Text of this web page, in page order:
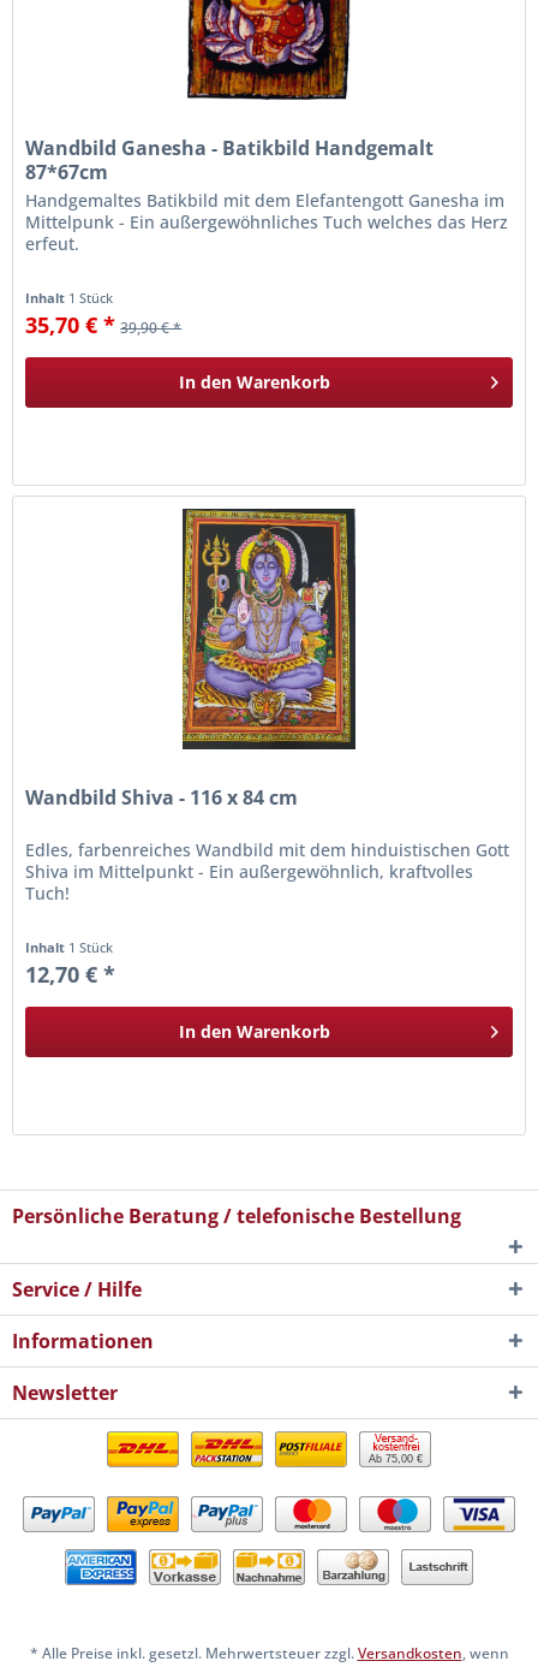
Wandbild Ganesha - Batikbild Handgemalt
87*67cm
Handgemaltes Batikbild mit dem Elefantengott Ganesha im
Mittelpunk - Ein außergewöhnliches Tuch welches das Herz
erfeut.
Inhalt 1 Stück
35,70 € * 39,90 € *
In den Warenkorb
Wandbild Shiva - 116 x 84 cm
Edles, farbenreiches Wandbild mit dem hinduistischen Gott
Shiva im Mittelpunkt - Ein außergewöhnlich, kraftvolles
Tuch!
Inhalt 1 Stück
12,70 € *
In den Warenkorb
Persönliche Beratung / telefonische Bestellung
Service / Hilfe
Informationen
Newsletter
Ab 75,00 €
* Alle Preise inkl. gesetzl. Mehrwertsteuer zzgl.Versandkosten, wenn